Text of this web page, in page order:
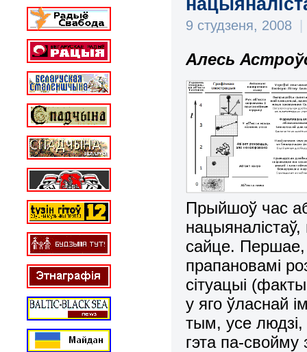
9 студзеня, 2008
Алесь
Прыйшоў час
сайце. Першае,
прапановамі
сітуацыі
у яго ўласнай
тым, усе
гэта па-